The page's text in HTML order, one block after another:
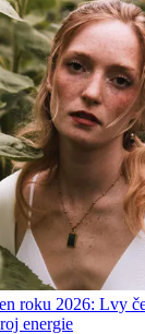
roku 2026: Lvy
energie